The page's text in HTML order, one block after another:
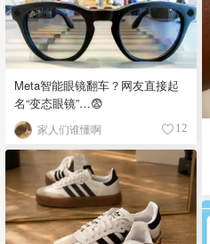
Meta智能眼镜翻车？网友直接起
名“变态眼镜”…😨
家人们谁懂啊 12